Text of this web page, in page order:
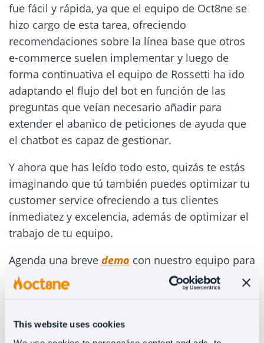
This website uses cookies
fue fácil y rápida, ya que el equipo de Oct8ne se
hizo cargo de esta tarea, ofreciendo
recomendaciones sobre la línea base que otros
e-commerce suelen implementar y luego de
forma continuativa el equipo de Rossetti ha ido
adaptando el flujo del bot en función de las
preguntas que veían necesario añadir para
extender el abanico de peticiones de ayuda que
el chatbot es capaz de gestionar.
Y ahora que has leído todo esto, quizás te estás
imaginando que tú también puedes optimizar tu
customer service ofreciendo a tus clientes
inmediatez y excelencia, además de optimizar el
trabajo de tu equipo.
Agenda una breve demo con nuestro equipo para
ver cómo podrías optimizar tu atención al cliente
y aumentar la calidad de tu servicio y tus ventas.